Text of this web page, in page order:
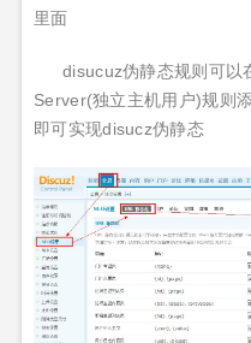
里面
disucuz伪静态规则可以
Server(独立主机用户)规则
即可实现disucz伪静态